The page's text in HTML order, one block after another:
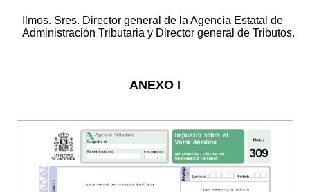
Ilmos. Sres. Director general de la Agencia Estatal de
Administración Tributaria y Director general de Tributos.
ANEXO I